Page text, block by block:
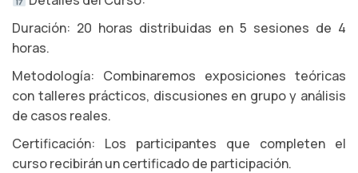
Duración: 20 horas distribuidas en 5 sesiones de 4
horas.
Metodología: Combinaremos exposiciones teóricas
con talleres prácticos, discusiones en grupo y análisis
de casos reales.
Certificación: Los participantes que completen el
curso recibirán un certificado de participación.